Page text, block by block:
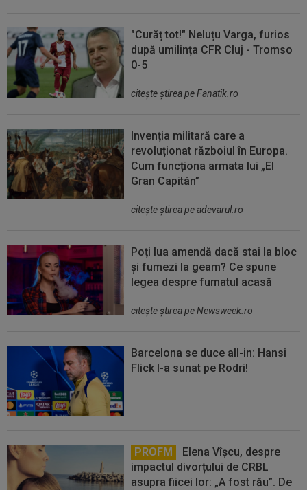
"Curăț tot!" Neluțu Varga, furios
după umilința CFR Cluj - Tromso
0-5
citeşte ştirea pe Fanatik.ro
Invenția militară care a
revoluționat războiul în Europa.
Cum funcționa armata lui „El
Gran Capitán”
citeşte ştirea pe adevarul.ro
Poți lua amendă dacă stai la bloc
și fumezi la geam? Ce spune
legea despre fumatul acasă
citeşte ştirea pe Newsweek.ro
Barcelona se duce all-in: Hansi
Flick l-a sunat pe Rodri!
PROFM
Elena Vîșcu, despre
impactul divorțului de CRBL
asupra fiicei lor: „A fost rău”. De